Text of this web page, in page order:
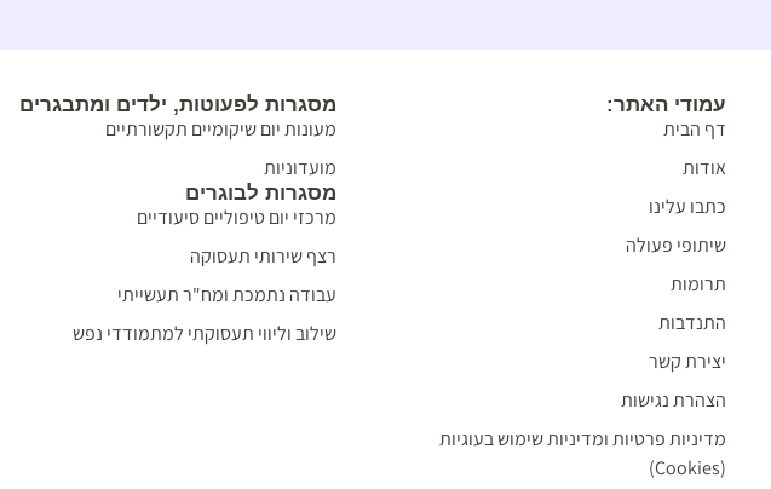
עמודי האתר:
דף הבית
אודות
כתבו עלינו
שיתופי פעולה
תרומות
התנדבות
יצירת קשר
הצהרת נגישות
מדיניות פרטיות ומדיניות שימוש בעוגיות
(Cookies)
מסגרות לפעוטות, ילדים ומתבגרים
מעונות יום שיקומיים תקשורתיים
מועדוניות
מסגרות לבוגרים
מרכזי יום טיפוליים סיעודיים
רצף שירותי תעסוקה
עבודה נתמכת ומח"ר תעשייתי
שילוב וליווי תעסוקתי למתמודדי נפש